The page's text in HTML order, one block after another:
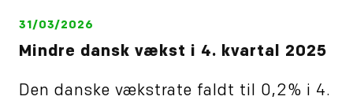
31/03/2026
Mindre dansk vækst i 4. kvartal 2025
Den danske vækstrate faldt til 0,2% i 4.